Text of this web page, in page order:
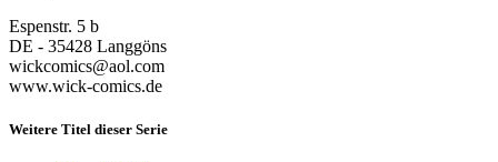
Espenstr. 5 b
DE - 35428 Langgöns
wickcomics@aol.com
www.wick-comics.de
Weitere Titel dieser Serie